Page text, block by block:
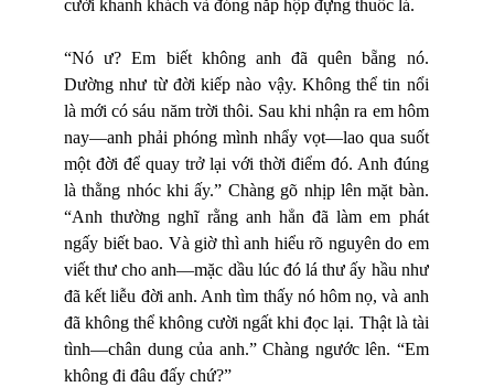
cười khanh khách và đóng nắp hộp đựng thuốc lá.
“Nó ư? Em biết không anh đã quên bẵng nó.
Dường như từ đời kiếp nào vậy. Không thể tin nổi
là mới có sáu năm trời thôi. Sau khi nhận ra em hôm
nay—anh phải phóng mình nhẩy vọt—lao qua suốt
một đời để quay trở lại với thời điểm đó. Anh đúng
là thằng nhóc khi ấy.” Chàng gõ nhịp lên mặt bàn.
“Anh thường nghĩ rằng anh hẳn đã làm em phát
ngấy biết bao. Và giờ thì anh hiểu rõ nguyên do em
viết thư cho anh—mặc dầu lúc đó lá thư ấy hầu như
đã kết liễu đời anh. Anh tìm thấy nó hôm nọ, và anh
đã không thể không cười ngất khi đọc lại. Thật là tài
tình—chân dung của anh.” Chàng ngước lên. “Em
không đi đâu đấy chứ?”